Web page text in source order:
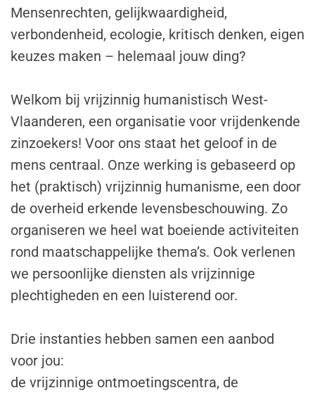
Mensenrechten, gelijkwaardigheid,
verbondenheid, ecologie, kritisch denken, eigen
keuzes maken – helemaal jouw ding?
Welkom bij vrijzinnig humanistisch West-
Vlaanderen, een organisatie voor vrijdenkende
zinzoekers! Voor ons staat het geloof in de
mens centraal. Onze werking is gebaseerd op
het (praktisch) vrijzinnig humanisme, een door
de overheid erkende levensbeschouwing. Zo
organiseren we heel wat boeiende activiteiten
rond maatschappelijke thema’s. Ook verlenen
we persoonlijke diensten als vrijzinnige
plechtigheden en een luisterend oor.
Drie instanties hebben samen een aanbod
voor jou:
de vrijzinnige ontmoetingscentra, de